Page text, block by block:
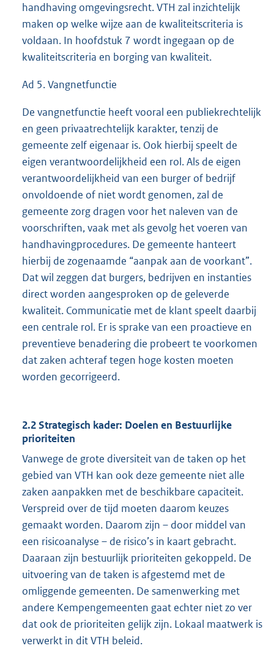
handhaving omgevingsrecht. VTH zal inzichtelijk
maken op welke wijze aan de kwaliteitscriteria is
voldaan. In hoofdstuk 7 wordt ingegaan op de
kwaliteitscriteria en borging van kwaliteit.
Ad 5. Vangnetfunctie
De vangnetfunctie heeft vooral een publiekrechtelijk
en geen privaatrechtelijk karakter, tenzij de
gemeente zelf eigenaar is. Ook hierbij speelt de
eigen verantwoordelijkheid een rol. Als de eigen
verantwoordelijkheid van een burger of bedrijf
onvoldoende of niet wordt genomen, zal de
gemeente zorg dragen voor het naleven van de
voorschriften, vaak met als gevolg het voeren van
handhavingprocedures. De gemeente hanteert
hierbij de zogenaamde “aanpak aan de voorkant”.
Dat wil zeggen dat burgers, bedrijven en instanties
direct worden aangesproken op de geleverde
kwaliteit. Communicatie met de klant speelt daarbij
een centrale rol. Er is sprake van een proactieve en
preventieve benadering die probeert te voorkomen
dat zaken achteraf tegen hoge kosten moeten
worden gecorrigeerd.
2.2 Strategisch kader: Doelen en Bestuurlijke
prioriteiten
Vanwege de grote diversiteit van de taken op het
gebied van VTH kan ook deze gemeente niet alle
zaken aanpakken met de beschikbare capaciteit.
Verspreid over de tijd moeten daarom keuzes
gemaakt worden. Daarom zijn – door middel van
een risicoanalyse – de risico’s in kaart gebracht.
Daaraan zijn bestuurlijk prioriteiten gekoppeld. De
uitvoering van de taken is afgestemd met de
omliggende gemeenten. De samenwerking met
andere Kempengemeenten gaat echter niet zo ver
dat ook de prioriteiten gelijk zijn. Lokaal maatwerk is
verwerkt in dit VTH beleid.